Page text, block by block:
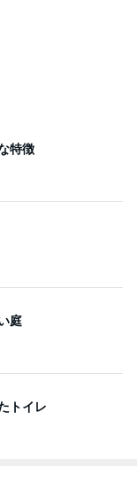
特徴
庭
トイレ